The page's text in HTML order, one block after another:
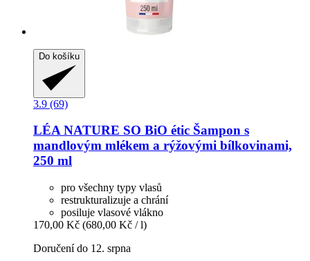
Do košíku
3.9 (69)
LÉA NATURE SO BiO étic Šampon s
mandlovým mlékem a rýžovými bílkovinami,
250 ml
pro všechny typy vlasů
restrukturalizuje a chrání
posiluje vlasové vlákno
170,00 Kč (680,00 Kč / l)
Doručení do 12. srpna